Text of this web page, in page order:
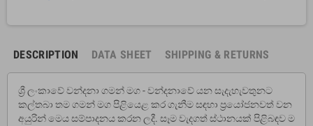
DESCRIPTION DATA SHEET SHIPPING & RETURNS
ශ්‍රී ලංකාවේ වන්දනා ගමන් මග - වන්දනාවේ යන සැදැහැවතුනට
කල්තබා තම ගමන් මග පිළියෙළ කර ගැනීම සඳහා ප්‍රයෝජනවත් වන
අයුරින් මෙය සම්පාදනය කරන ලදී. සෑම වැදගත් ස්ථානයක් පිළිබඳව ම